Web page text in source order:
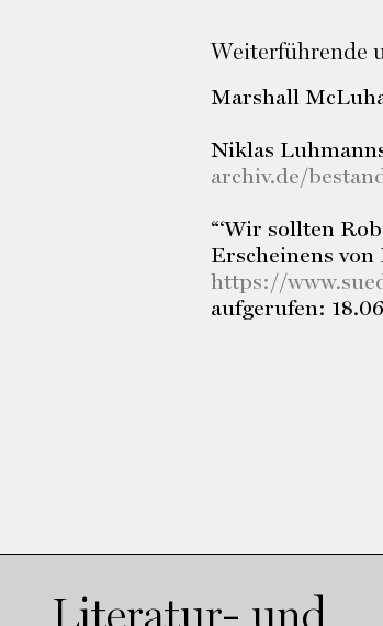
Weiterführende
Marshall
Niklas
archiv.de/
“‘Wir sollten
Erscheinens von
https://
aufgerufen:
Literatur- und